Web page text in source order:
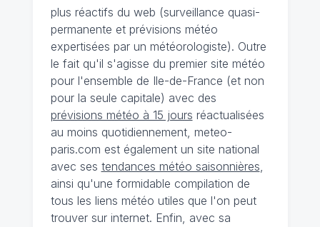
plus réactifs du web (surveillance quasi-
permanente et prévisions météo
expertisées par un météorologiste). Outre
le fait qu'il s'agisse du premier site météo
pour l'ensemble de Ile-de-France (et non
pour la seule capitale) avec des
prévisions météo à 15 jours réactualisées
au moins quotidiennement, meteo-
paris.com est également un site national
avec ses tendances météo saisonnières,
ainsi qu'une formidable compilation de
tous les liens météo utiles que l'on peut
trouver sur internet. Enfin, avec sa